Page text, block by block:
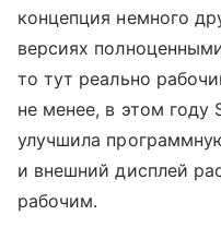
концепция немного
версиях
то тут реально
не менее, в этом году
улучшила
и внешний дисплей
рабочим.